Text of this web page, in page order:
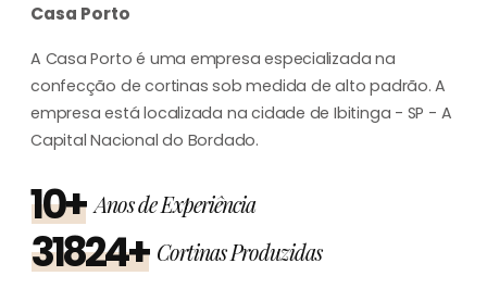
Casa Porto
A Casa Porto é uma empresa especializada na
confecção de cortinas sob medida de alto padrão. A
empresa está localizada na cidade de Ibitinga - SP - A
Capital Nacional do Bordado.
10+ Anos de Experiência
31824+ Cortinas Produzidas